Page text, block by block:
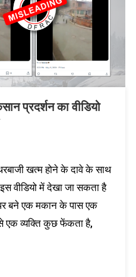
प्रदर्शन का वीडियो
खत्म होने के दावे के साथ
वीडियो में देखा जा सकता है
बने एक मकान के पास एक
एक व्यक्ति कुछ फेंकता है,